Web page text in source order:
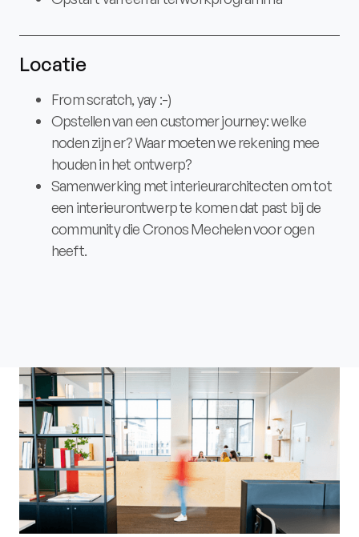
Locatie
From scratch, yay :-)
Opstellen van een customer journey: welke
noden zijn er? Waar moeten we rekening mee
houden in het ontwerp?
Samenwerking met interieurarchitecten om tot
een interieurontwerp te komen dat past bij de
community die Cronos Mechelen voor ogen
heeft.